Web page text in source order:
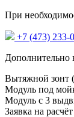
При
+7 (473) 233-
Дополнительно
Вытяжной зонт
Модуль под
Модуль с 3
Заявка на